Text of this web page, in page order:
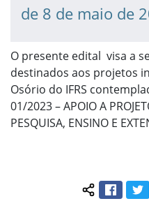
de 8 de maio de
O presente edital visa a
destinados aos projetos
Osório do IFRS
01/2023 – APOIO A
PESQUISA, ENSINO E